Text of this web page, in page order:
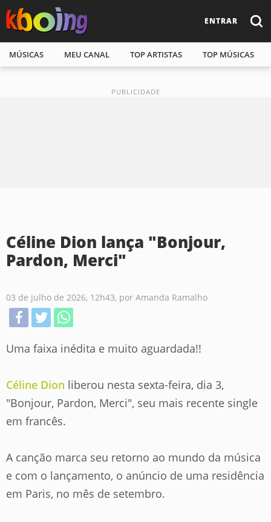
ENTRAR
MÚSICAS MEU CANAL TOP ARTISTAS TOP MÚSICAS
Céline Dion lança "Bonjour,
Pardon, Merci"
03 de julho de 2026, 12h43, por Amanda Ramalho
Uma faixa inédita e muito aguardada!!
Céline Dion liberou nesta sexta-feira, dia 3,
"Bonjour, Pardon, Merci", seu mais recente single
em francês.
A canção marca seu retorno ao mundo da música
e com o lançamento, o anúncio de uma residência
em Paris, no mês de setembro.